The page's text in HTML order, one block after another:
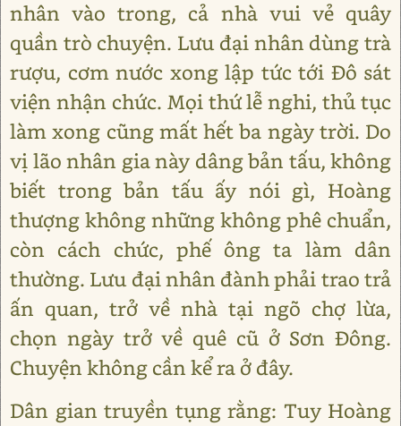
nhân vào trong, cả nhà vui vẻ quây
quần trò chuyện. Lưu đại nhân dùng trà
rượu, cơm nước xong lập tức tới Đô sát
viện nhận chức. Mọi thứ lễ nghi, thủ tục
làm xong cũng mất hết ba ngày trời. Do
vị lão nhân gia này dâng bản tấu, không
biết trong bản tấu ấy nói gì, Hoàng
thượng không những không phê chuẩn,
còn cách chức, phế ông ta làm dân
thường. Lưu đại nhân đành phải trao trả
ấn quan, trở về nhà tại ngõ chợ lừa,
chọn ngày trở về quê cũ ở Sơn Đông.
Chuyện không cần kể ra ở đây.
Dân gian truyền tụng rằng: Tuy Hoàng